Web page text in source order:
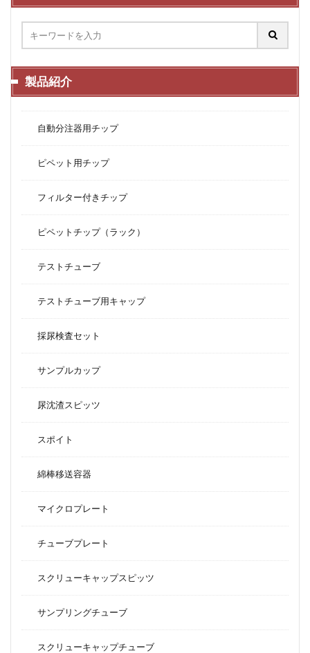
製品紹介
自動分注器用チップ
ピペット用チップ
フィルター付きチップ
ピペットチップ（ラック）
テストチューブ
テストチューブ用キャップ
採尿検査セット
サンプルカップ
尿沈渣スピッツ
スポイト
綿棒移送容器
マイクロプレート
チューブプレート
スクリューキャップスピッツ
サンプリングチューブ
スクリューキャップチューブ